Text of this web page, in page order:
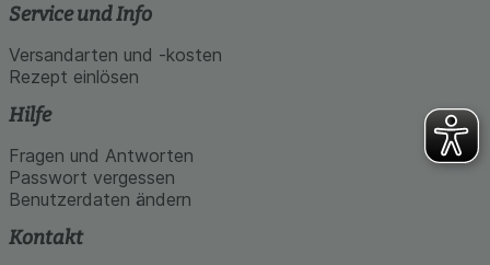
Service und Info
Versandarten und -kosten
Rezept einlösen
Hilfe
Fragen und Antworten
Passwort vergessen
Benutzerdaten ändern
Kontakt